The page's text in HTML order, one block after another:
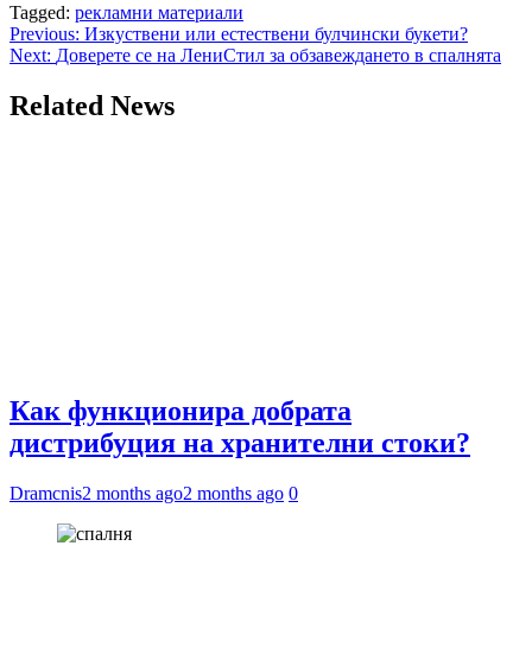
Tagged: рекламни материали
Post
navigation
Previous: Изкуствени или естествени булчински букети?
Next: Доверете се на ЛениСтил за обзавеждането в спалнята
Related News
Как функционира добрата
дистрибуция на хранителни стоки?
Dramcnis2 months ago2 months ago 0